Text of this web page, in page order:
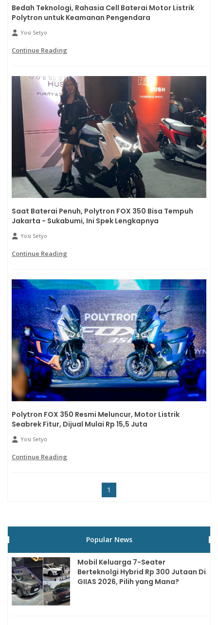
Bedah Teknologi, Rahasia Cell Baterai Motor Listrik
Polytron untuk Keamanan Pengendara
Yosi Setyo
Continue Reading
Saat Baterai Penuh, Polytron FOX 350 Bisa Tempuh
Jakarta - Sukabumi, Ini Spek Lengkapnya
Yosi Setyo
Continue Reading
Polytron FOX 350 Resmi Meluncur, Motor Listrik
Seabrek Fitur, Dijual Mulai Rp 15,5 Juta
Yosi Setyo
Continue Reading
1
Popular News
Mobil Keluarga 7-Seater
Berteknolgi Hybrid Rp 300 Jutaan Di
GIIAS 2026, Pilih yang Mana?